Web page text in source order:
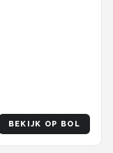
BEKIJK OP BOL